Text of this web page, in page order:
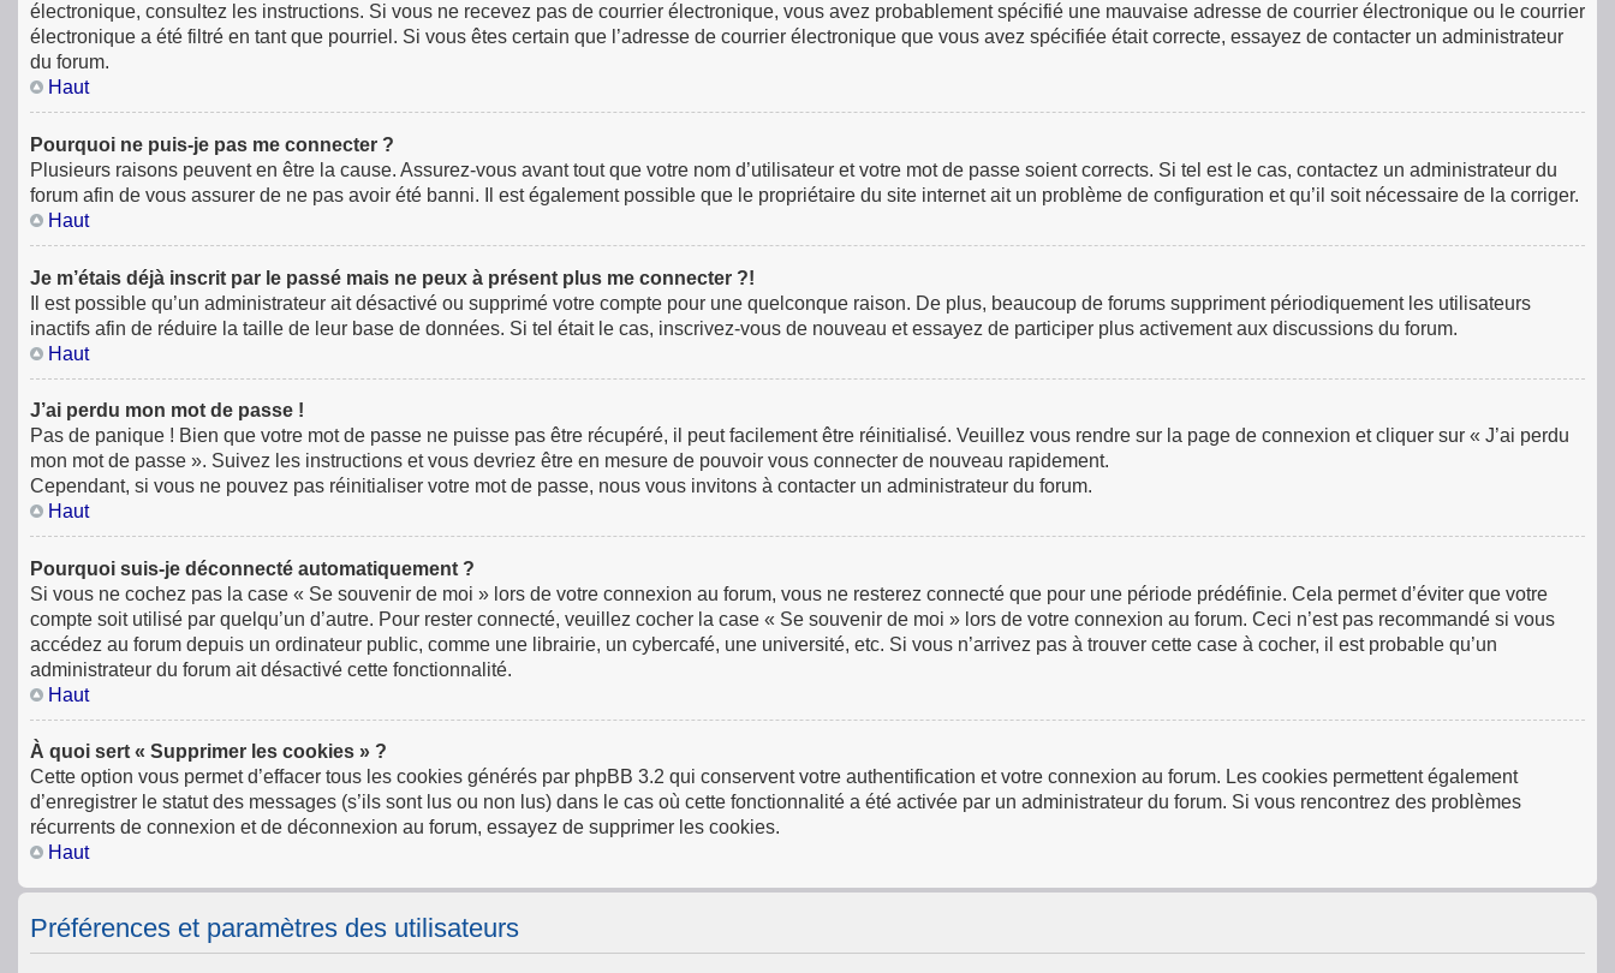
électronique, consultez les instructions. Si vous ne recevez pas de courrier électronique, vous avez probablement spécifié une mauvaise adresse de courrier électronique ou le courrier
électronique a été filtré en tant que pourriel. Si vous êtes certain que l’adresse de courrier électronique que vous avez spécifiée était correcte, essayez de contacter un administrateur
du forum.
Haut
Pourquoi ne puis-je pas me connecter ?
Plusieurs raisons peuvent en être la cause. Assurez-vous avant tout que votre nom d’utilisateur et votre mot de passe soient corrects. Si tel est le cas, contactez un administrateur du
forum afin de vous assurer de ne pas avoir été banni. Il est également possible que le propriétaire du site internet ait un problème de configuration et qu’il soit nécessaire de la corriger.
Haut
Je m’étais déjà inscrit par le passé mais ne peux à présent plus me connecter ?!
Il est possible qu’un administrateur ait désactivé ou supprimé votre compte pour une quelconque raison. De plus, beaucoup de forums suppriment périodiquement les utilisateurs
inactifs afin de réduire la taille de leur base de données. Si tel était le cas, inscrivez-vous de nouveau et essayez de participer plus activement aux discussions du forum.
Haut
J’ai perdu mon mot de passe !
Pas de panique ! Bien que votre mot de passe ne puisse pas être récupéré, il peut facilement être réinitialisé. Veuillez vous rendre sur la page de connexion et cliquer sur « J’ai perdu
mon mot de passe ». Suivez les instructions et vous devriez être en mesure de pouvoir vous connecter de nouveau rapidement.
Cependant, si vous ne pouvez pas réinitialiser votre mot de passe, nous vous invitons à contacter un administrateur du forum.
Haut
Pourquoi suis-je déconnecté automatiquement ?
Si vous ne cochez pas la case « Se souvenir de moi » lors de votre connexion au forum, vous ne resterez connecté que pour une période prédéfinie. Cela permet d’éviter que votre
compte soit utilisé par quelqu’un d’autre. Pour rester connecté, veuillez cocher la case « Se souvenir de moi » lors de votre connexion au forum. Ceci n’est pas recommandé si vous
accédez au forum depuis un ordinateur public, comme une librairie, un cybercafé, une université, etc. Si vous n’arrivez pas à trouver cette case à cocher, il est probable qu’un
administrateur du forum ait désactivé cette fonctionnalité.
Haut
À quoi sert « Supprimer les cookies » ?
Cette option vous permet d’effacer tous les cookies générés par phpBB 3.2 qui conservent votre authentification et votre connexion au forum. Les cookies permettent également
d’enregistrer le statut des messages (s’ils sont lus ou non lus) dans le cas où cette fonctionnalité a été activée par un administrateur du forum. Si vous rencontrez des problèmes
récurrents de connexion et de déconnexion au forum, essayez de supprimer les cookies.
Haut
Préférences et paramètres des utilisateurs